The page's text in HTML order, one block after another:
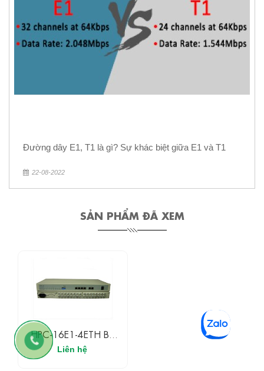
Đường dây E1, T1 là gì? Sự khác biệt giữa E1 và T1
22-08-2022
SẢN PHẨM ĐÃ XEM
HPC-16E1-4ETH Bộ
Chuyển Đổi 16E1 Sang
4Ethernet
Liên hệ